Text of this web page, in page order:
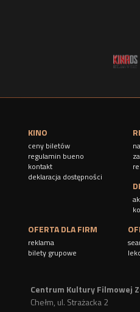
KINO
ceny biletów
regulamin bueno
kontakt
deklaracja dostępności
OFERTA DLA FIRM
reklama
bilety grupowe
Centrum Kultury Filmowej
Chełm, ul. Strażacka 2